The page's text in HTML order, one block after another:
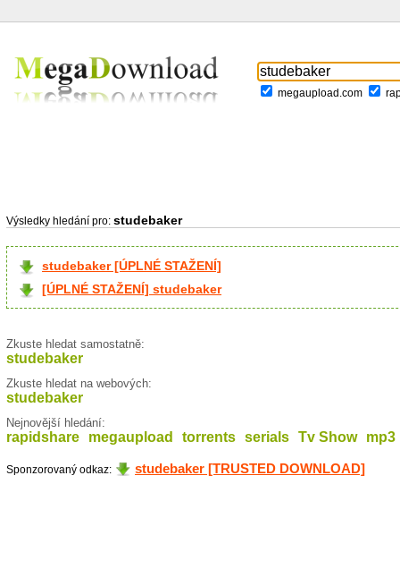
megaupload.com
Výsledky hledání pro: studebaker
studebaker [ÚPLNÉ STAŽENÍ]
[ÚPLNÉ STAŽENÍ] studebaker
Zkuste hledat samostatně:
studebaker
Zkuste hledat na webových:
studebaker
Nejnovější hledání:
rapidshare megaupload torrents serials Tv Show mp3
Sponzorovaný odkaz: studebaker [TRUSTED DOWNLOAD]